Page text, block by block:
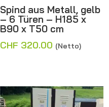
Spind aus Metall, gelb
– 6 Türen – H185 x
B90 x T50 cm
CHF 320.00 (Netto)